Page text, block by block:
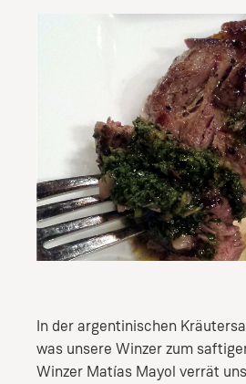
In der argentinischen
was unsere Winzer zum
Winzer Matías Mayol verrät